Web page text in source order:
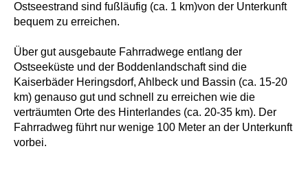
Ostseestrand sind fußläufig (ca. 1 km)von der Unterkunft
bequem zu erreichen.
Über gut ausgebaute Fahrradwege entlang der
Ostseeküste und der Boddenlandschaft sind die
Kaiserbäder Heringsdorf, Ahlbeck und Bassin (ca. 15-20
km) genauso gut und schnell zu erreichen wie die
verträumten Orte des Hinterlandes (ca. 20-35 km). Der
Fahrradweg führt nur wenige 100 Meter an der Unterkunft
vorbei.